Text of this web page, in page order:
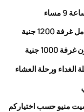
مساء
غرفة
1200
جنية
غرفة1000جنية
ورحلة العشاء
منيو حسب اختياركم